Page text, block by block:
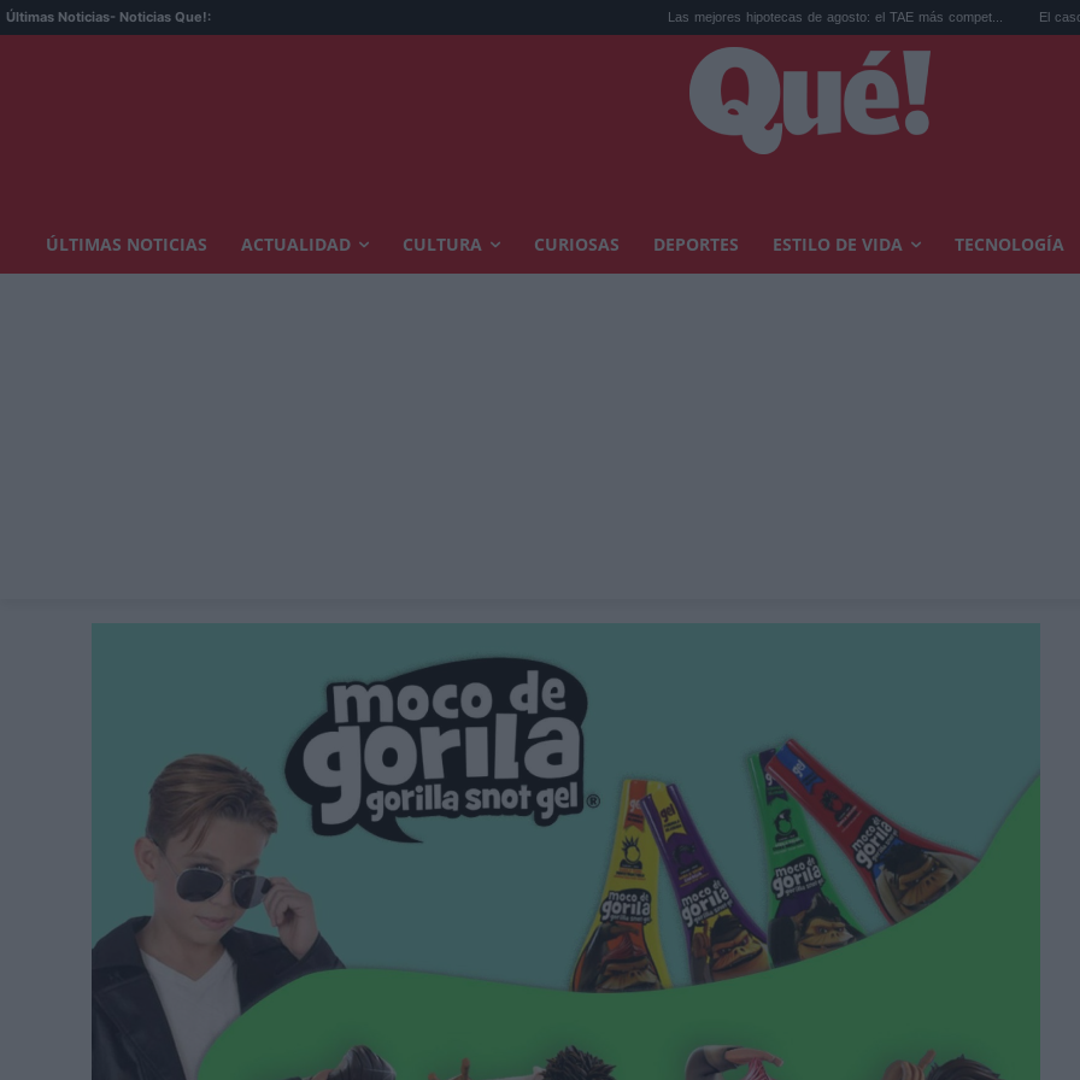
Últimas Noticias- Noticias Que!: Las mejores hipotecas de agosto: el TAE más compet... El caso Perez
ÚLTIMAS NOTICIAS ACTUALIDAD CULTURA CURIOSAS DEPORTES ESTILO DE VIDA TECNOLOGÍA